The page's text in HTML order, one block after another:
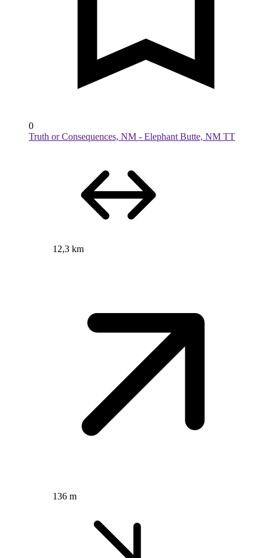
0
Truth or Consequences, NM - Elephant Butte, NM TT
12,3 km
136 m